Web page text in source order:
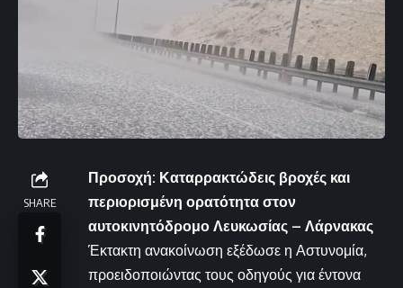
SHARE
Προσοχή: Καταρρακτώδεις βροχές και
περιορισμένη ορατότητα στον
αυτοκινητόδρομο Λευκωσίας – Λάρνακας
Έκτακτη ανακοίνωση εξέδωσε η Αστυνομία,
προειδοποιώντας τους οδηγούς για έντονα